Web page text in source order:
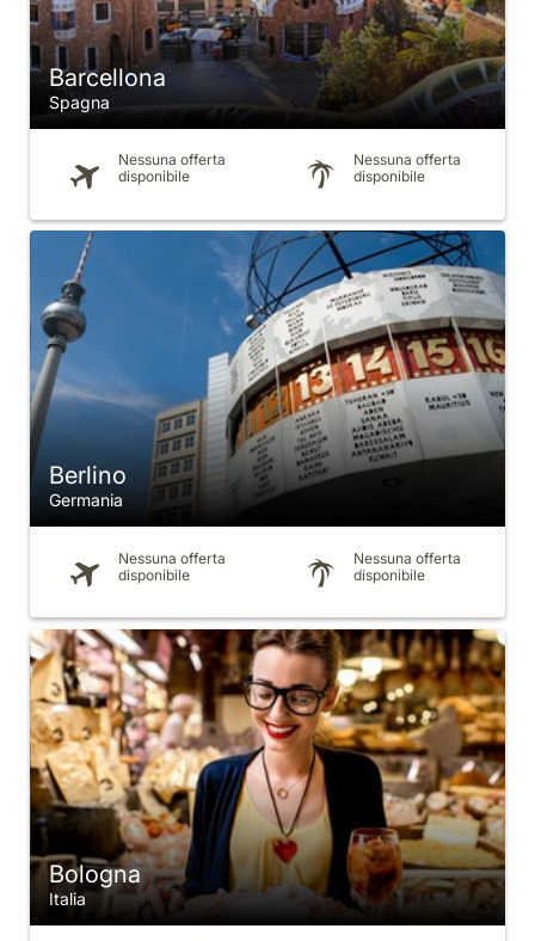
Barcellona
Spagna
Nessuna offerta
disponibile
Nessuna offerta
disponibile
Berlino
Germania
Nessuna offerta
disponibile
Nessuna offerta
disponibile
Bologna
Italia